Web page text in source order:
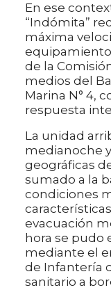
En ese
“Indómita”
máxima
equipamiento
de la
medios del
Marina N° 4,
respuesta
La unidad
medianoche
geográficas
sumado a la
condiciones
evacuación
hora se pudo
mediante el
de Infantería
sanitario a